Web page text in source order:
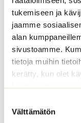
tukemiseen ja
jaamme
alan
sivustoamme.
tietoja muihin
kerätty, kun olet
käyttämistämme
valinta
Välttämätön
24,90€ Sisältää
arvonlisäveron